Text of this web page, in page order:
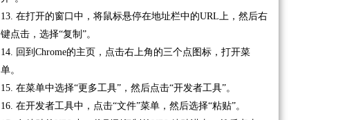
13. 在打开的窗口中，将鼠标悬停在地址栏中的URL上，然后右
键点击，选择“复制”。
14. 回到Chrome的主页，点击右上角的三个点图标，打开菜
单。
15. 在菜单中选择“更多工具”，然后点击“开发者工具”。
16. 在开发者工具中，点击“文件”菜单，然后选择“粘贴”。